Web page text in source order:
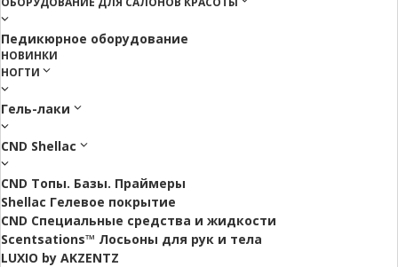
Педикюрное оборудование
НОВИНКИ
НОГТИ
Гель-лаки
CND Shellac
CND Топы. Базы. Праймеры
Shellac Гелевое покрытие
CND Специальные средства и жидкости
Scentsations™ Лосьоны для рук и тела
LUXIO by AKZENTZ